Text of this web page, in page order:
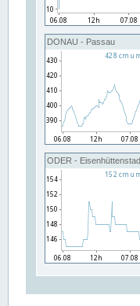
DONAU - Passau
ODER -